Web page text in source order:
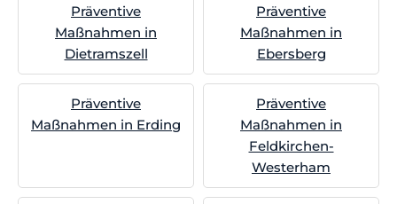
Präventive
Maßnahmen in
Dietramszell
Präventive
Maßnahmen in
Ebersberg
Präventive
Maßnahmen in Erding
Präventive
Maßnahmen in
Feldkirchen-
Westerham